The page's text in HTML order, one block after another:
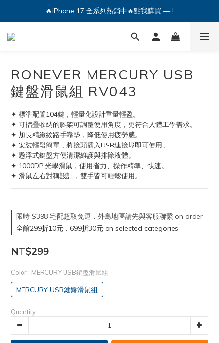
🔥iPhone 17 全系列熱銷中🔥點我購買 — !
🔥iPhone 17 全系列熱銷中🔥點我購買 — !
💕加入Q哥 Line 新好友領優惠券！🎫
RONEVER MERCURY USB
鍵盤滑鼠組 RV043
✦ 標準配置104鍵，輕量化設計重量輕盈。
✦ 可摺疊收納的腳架可調整使用角度，更符合人體工學需求。
✦ 加長精緻紋路手靠墊，降低使用疲勞感。
✦ 安裝輕鬆簡單，將接頭插入USB連接埠即可使用。
✦ 懸浮式鍵盤方便清潔維護與排除液體。
✦ 1000DPI光學滑鼠，使用省力、操作精準、快速。
✦ 滑鼠左右對稱設計，雙手皆可輕鬆使用。
限時 $398 宅配超取免運，外島地區請先與客服聯繫 on order
全館299折10元，699折30元 on selected categories
NT$299
Color : MERCURY USB鍵盤滑鼠組
MERCURY USB鍵盤滑鼠組
Quantity